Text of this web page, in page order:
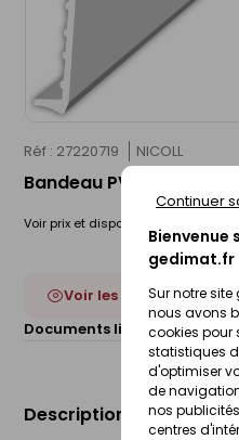
Bienvenue
gedimat.fr
Sur notre
nous avons
cookies pour
statistiques
d'optimiser
de
nos
centres
Continuer
Réf : 27220719 NICOLL
Bandeau PVC
Voir prix et disponibilité en magasin
Voir les 18 déclinaisons
Documents liés :
Fiche
Description du produit